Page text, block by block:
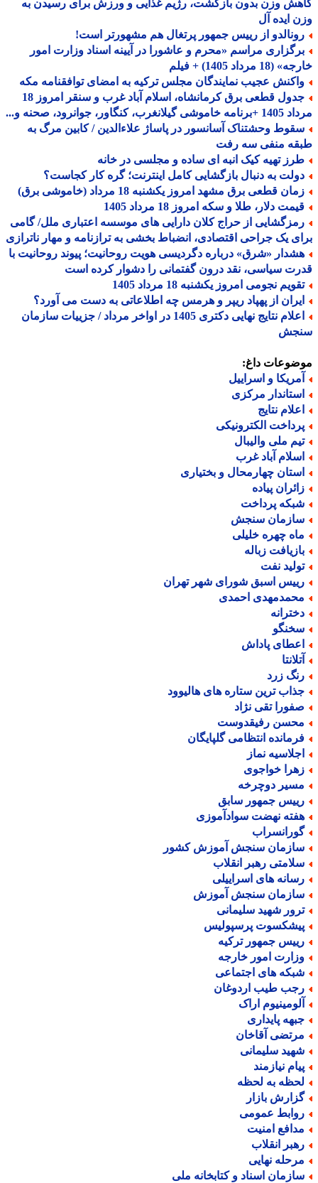
وزن بدون بازگشت، رژیم غذایی و ورزش برای رسیدن به
ایده آل
از رییس جمهور پرتغال هم مشهورتر است!
مراسم «محرم و عاشورا در آیینه اسناد وزارت امور
مرداد 1405) + فیلم
عجیب نمایندگان مجلس ترکیه به امضای توافقنامه مکه
جدول قطعی برق کرمانشاه، اسلام آباد غرب و سنقر امروز 18
کنگاور، جوانرود، صحنه و...
وحشتناک آسانسور در پاساژ علاءالدین / کابین مرگ به
منفی سه رفت
تهیه کیک انبه ای ساده و مجلسی در خانه
به دنبال بازگشایی کامل اینترنت؛ گره کار کجاست؟
قطعی برق مشهد امروز یکشنبه 18 مرداد (خاموشی برق)
دلار، طلا و سکه امروز 18 مرداد 1405
از حراج کلان دارایی های موسسه اعتباری ملل/ گامی
یک جراحی اقتصادی، انضباط بخشی به ترازنامه و مهار ناترازی
«شرق» درباره دگردیسی هویت روحانیت؛ پیوند روحانیت با
سیاسی، نقد درون گفتمانی را دشوار کرده است
نجومی امروز یکشنبه 18 مرداد 1405
از پهپاد ریپر و هرمس چه اطلاعاتی به دست می آورد؟
اعلام نتایج نهایی دکتری 1405 در اواخر مرداد / جزییات سازمان
داغ:
و اسراییل
مرکزی
نتایج
الکترونیکی
ملی والیبال
آباد غرب
چهارمحال و بختیاری
پیاده
پرداخت
سنجش
چهره خلیلی
زباله
نفت
اسبق شورای شهر تهران
احمدی
پاداش
زرد
ترین ستاره های هالیوود
تقی نژاد
رفیقدوست
انتظامی گلپایگان
نماز
خواجوی
دوچرخه
جمهور سابق
نهضت سوادآموزی
سنجش آموزش کشور
رهبر انقلاب
های اسراییلی
سنجش آموزش
شهید سلیمانی
پرسپولیس
جمهور ترکیه
امور خارجه
های اجتماعی
طیب اردوغان
اراک
پایداری
آقاخان
سلیمانی
نیازمند
به لحظه
بازار
عمومی
امنیت
انقلاب
نهایی
اسناد و کتابخانه ملی